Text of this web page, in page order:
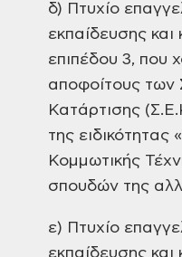
δ) Πτυχίο
εκπαίδευσης και
επιπέδου 3, που
αποφοίτους των
Κατάρτισης
της ειδικότητας
Κομμωτικής
σπουδών της
ε) Πτυχίο
εκπαίδευσης και